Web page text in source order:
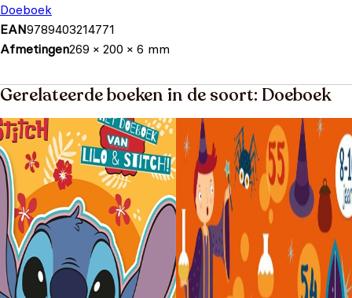
Doeboek
EAN9789403214771
Afmetingen269 × 200 × 6 mm
Gerelateerde boeken in de soort: Doeboek